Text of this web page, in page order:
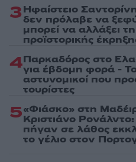
3Ηφαίστειο
δεν πρόλαβε να
μπορεί να αλλάξει
προϊστορικής
4Παρκαδόρος στο
για έβδομη φορά -
αστυνομικοί που
τουρίστες
5«Φιάσκο» στη
Κριστιάνο
πήγαν σε λάθος
το γέλιο στον